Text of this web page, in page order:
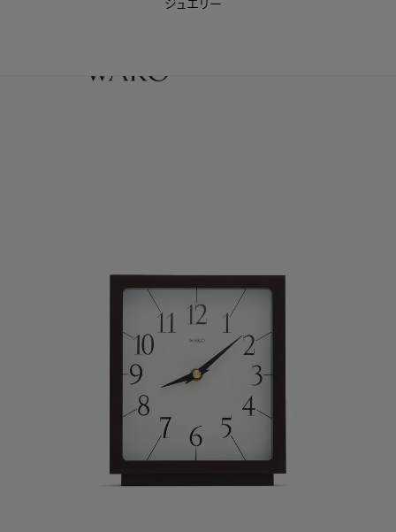
WAKO Membership Program連携はこちら
ジュエリー